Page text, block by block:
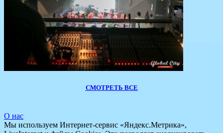
СМОТРЕТЬ ВСЕ
О нас
Мы используем Интернет-сервис «Яндекс.Метрика»,